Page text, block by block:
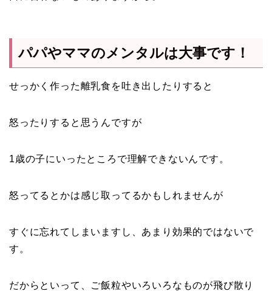
パパやママのメンタルは大事です！
せっかく作った離乳食を吐き出したりすると
怒ったりすると思うんですが
1歳の子にいったところで理解できないんです。
怒ってるとかは感じ取ってるかもしれませんが
すぐに忘れてしまいますし、あまり効果的ではないで
す。
だからといって、ご飯粒やいろいろなものが飛び散り